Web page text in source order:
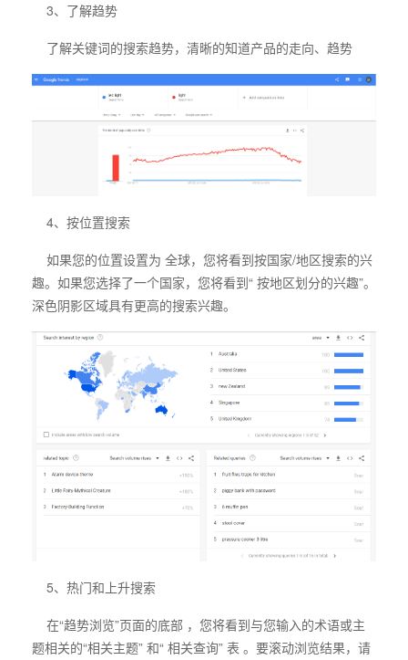
3、了解趋势
了解关键词的搜索趋势，清晰的知道产品的走向、趋势
4、按位置搜索
如果您的位置设置为 全球，您将看到按国家/地区搜索的兴
趣。如果您选择了一个国家，您将看到“ 按地区划分的兴趣”。
深色阴影区域具有更高的搜索兴趣。
5、热门和上升搜索
在“趋势浏览”页面的底部 ，您将看到与您输入的术语或主
题相关的“相关主题” 和“ 相关查询” 表 。要滚动浏览结果，请